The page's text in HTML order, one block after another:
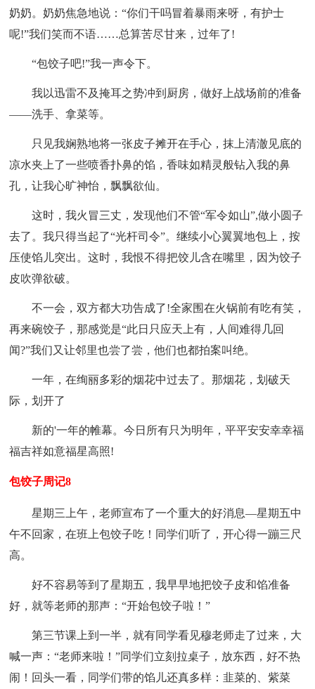
奶奶。奶奶焦急地说：“你们干吗冒着暴雨来呀，有护士
呢!”我们笑而不语……总算苦尽甘来，过年了!
“包饺子吧!”我一声令下。
我以迅雷不及掩耳之势冲到厨房，做好上战场前的准备
——洗手、拿菜等。
只见我娴熟地将一张皮子摊开在手心，抹上清澈见底的
凉水夹上了一些喷香扑鼻的馅，香味如精灵般钻入我的鼻
孔，让我心旷神怡，飘飘欲仙。
这时，我火冒三丈，发现他们不管“军令如山”,做小圆子
去了。我只得当起了“光杆司令”。继续小心翼翼地包上，按
压使馅儿突出。这时，我恨不得把饺儿含在嘴里，因为饺子
皮吹弹欲破。
不一会，双方都大功告成了!全家围在火锅前有吃有笑，
再来碗饺子，那感觉是“此日只应天上有，人间难得几回
闻?”我们又让邻里也尝了尝，他们也都拍案叫绝。
一年，在绚丽多彩的烟花中过去了。那烟花，划破天
际，划开了
新的'一年的帷幕。今日所有只为明年，平平安安幸幸福
福吉祥如意福星高照!
包饺子周记8
星期三上午，老师宣布了一个重大的好消息—星期五中
午不回家，在班上包饺子吃！同学们听了，开心得一蹦三尺
高。
好不容易等到了星期五，我早早地把饺子皮和馅准备
好，就等老师的那声：“开始包饺子啦！”
第三节课上到一半，就有同学看见穆老师走了过来，大
喊一声：“老师来啦！”同学们立刻拉桌子，放东西，好不热
闹！回头一看，同学们带的馅儿还真多样：韭菜的、紫菜